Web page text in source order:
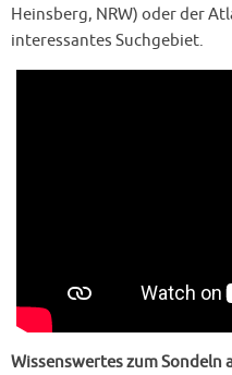
Heinsberg, NRW) oder der
interessantes Suchgebiet.
Wissenswertes zum Sondeln